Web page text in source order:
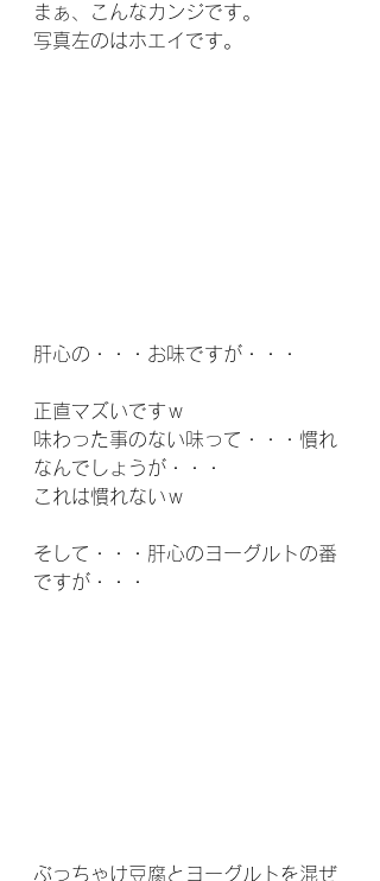
まぁ、こんなカンジです。
写真左のはホエイです。
肝心の・・・お味ですが・・・
正直マズいですｗ
味わった事のない味って・・・慣れ
なんでしょうが・・・
これは慣れないｗ
そして・・・肝心のヨーグルトの番
ですが・・・
ぶっちゃけ豆腐とヨーグルトを混ぜ